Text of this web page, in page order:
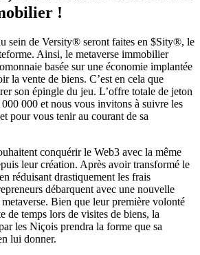
!
sein de Versity® seront faites en $Sity®, le
Ainsi, le metaverse immobilier
basée sur une économie implantée
la vente de biens. C’est en cela que
son épingle du jeu. L’offre totale de jeton
000 et nous vous invitons à suivre les
pour vous tenir au courant de sa
conquérir le Web3 avec la même
leur création. Après avoir transformé le
réduisant drastiquement les frais
débarquent avec une nouvelle
Bien que leur première volonté
de temps lors de visites de biens, la
les Niçois prendra la forme que sa
lui donner.